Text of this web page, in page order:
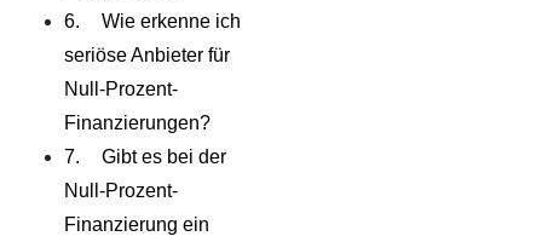
Wie erkenne ich
seriöse Anbieter für
Null-Prozent-
Finanzierungen?
Gibt es bei der
Null-Prozent-
Finanzierung ein